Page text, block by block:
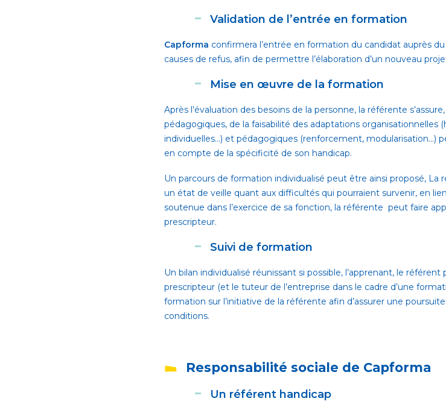
Validation de l’entrée en formation
Capforma confirmera l’entrée en formation du candidat auprès
causes de refus, afin de permettre l’élaboration d’un nouveau
Mise en œuvre de la formation
Après l’évaluation des besoins de la personne, la référente
pédagogiques, de la faisabilité des adaptations organisationnelles
individuelles…) et pédagogiques (renforcement, modularisation…)
en compte de la spécificité de son handicap.
Un parcours de formation individualisé peut être ainsi proposé,
un état de veille quant aux difficultés qui pourraient survenir, en
soutenue dans l’exercice de sa fonction, la référente peut faire
prescripteur.
Suivi de formation
Un bilan individualisé réunissant si possible, l’apprenant, le
prescripteur (et le tuteur de l’entreprise dans le cadre d’une
formation sur l’initiative de la référente afin d’assurer une
conditions.
Responsabilité sociale de Capforma
Un référent handicap